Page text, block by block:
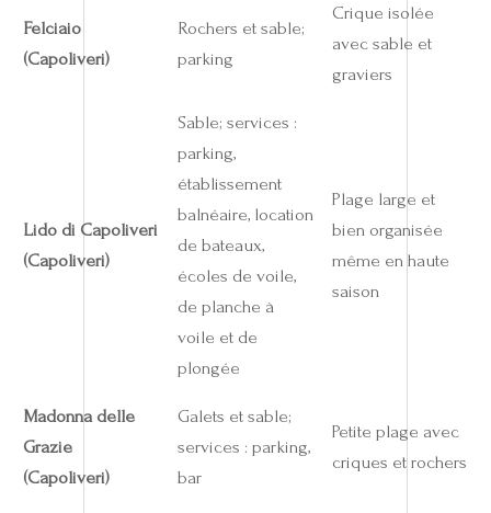
Felciaio
(Capoliveri)
Rochers et sable;
parking
Crique isolée
avec sable et
graviers
Lido di Capoliveri
(Capoliveri)
Sable; services :
parking,
établissement
balnéaire, location
de bateaux,
écoles de voile,
de planche à
voile et de
plongée
Plage large et
bien organisée
même en haute
saison
Madonna delle
Grazie
(Capoliveri)
Galets et sable;
services : parking,
bar
Petite plage avec
criques et rochers